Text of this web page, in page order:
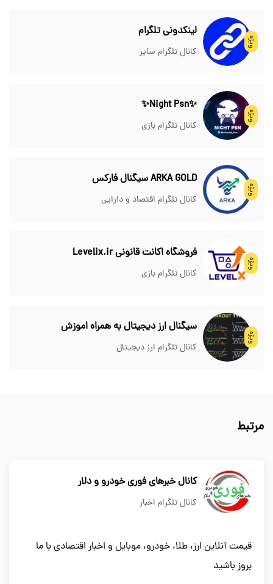
ویژه
لینکدونی تلگرام
کانال تلگرام سایر
ویژه
✨Night Psn✨
کانال تلگرام بازی
ویژه
ARKA GOLD سیگنال فارکس
کانال تلگرام اقتصاد و دارایی
ویژه
فروشگاه اکانت قانونی Levelix.ir
کانال تلگرام بازی
ویژه
سیگنال ارز دیجیتال به همراه اموزش
کانال تلگرام ارز دیجیتال
مرتبط
کانال خبرهای فوری خودرو و دلار
کانال تلگرام اخبار
قیمت آنلاین ارز، طلا، خودرو، موبایل و اخبار اقتصادی با ما
بروز باشید